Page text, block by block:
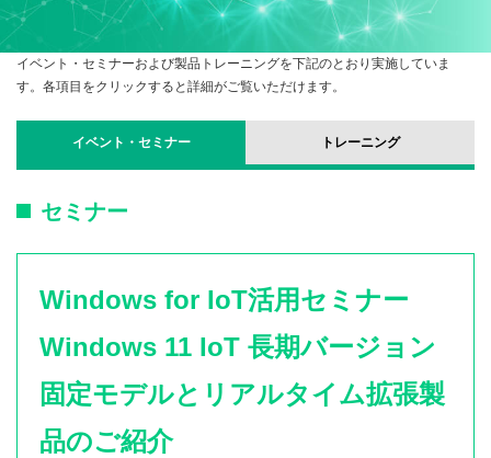
イベント・セミナーおよび製品トレーニングを下記のとおり実施していま
す。各項目をクリックすると詳細がご覧いただけます。
イベント・セミナー トレーニング
セミナー
Windows for IoT活用セミナー
Windows 11 IoT 長期バージョン
固定モデルとリアルタイム拡張製
品のご紹介